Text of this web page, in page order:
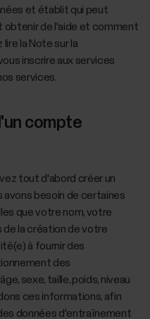
et établit qui peut
obtenir de l'aide et comment
la Note sur la
inscrire aux services
services.
compte
tout d'abord créer un
avons besoin de certaines
que votre nom, votre
de la création de votre
à fournir des
des
sexe, taille, poids, niveau
ces informations, afin
données d'entraînement